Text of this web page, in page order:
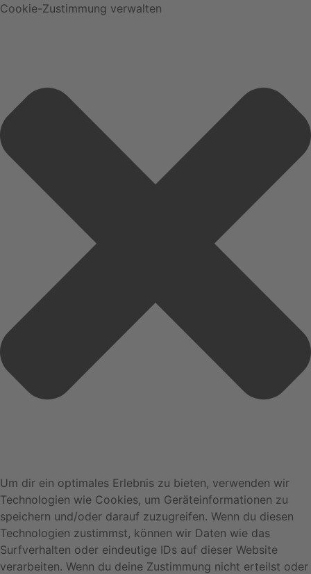
Cookie-Zustimmung verwalten
Um dir ein optimales Erlebnis zu bieten, verwenden wir
Technologien wie Cookies, um Geräteinformationen zu
speichern und/oder darauf zuzugreifen. Wenn du diesen
Technologien zustimmst, können wir Daten wie das
Surfverhalten oder eindeutige IDs auf dieser Website
verarbeiten. Wenn du deine Zustimmung nicht erteilst oder